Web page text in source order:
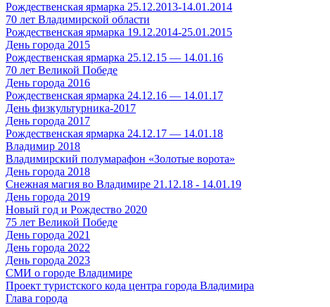
Рождественская ярмарка 25.12.2013-14.01.2014
70 лет Владимирской области
Рождественская ярмарка 19.12.2014-25.01.2015
День города 2015
Рождественская ярмарка 25.12.15 — 14.01.16
70 лет Великой Победе
День города 2016
Рождественская ярмарка 24.12.16 — 14.01.17
День физкультурника-2017
День города 2017
Рождественская ярмарка 24.12.17 — 14.01.18
Владимир 2018
Владимирский полумарафон «Золотые ворота»
День города 2018
Снежная магия во Владимире 21.12.18 - 14.01.19
День города 2019
Новый год и Рождество 2020
75 лет Великой Победе
День города 2021
День города 2022
День города 2023
СМИ о городе Владимире
Проект туристского кода центра города Владимира
Глава города